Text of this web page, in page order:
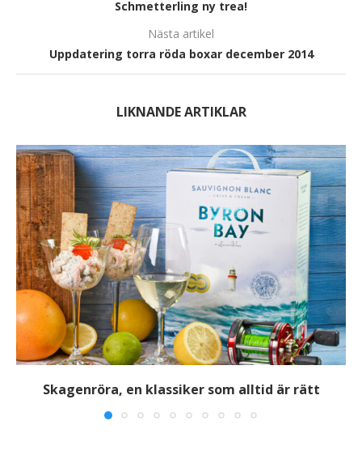
Schmetterling ny trea!
Nästa artikel
Uppdatering torra röda boxar december 2014
LIKNANDE ARTIKLAR
Skagenröra, en klassiker som alltid är rätt